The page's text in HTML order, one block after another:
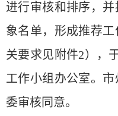
进行审核和排序，
象名单，形成推荐
关要求见附件2），
工作小组办公室。
委审核同意。